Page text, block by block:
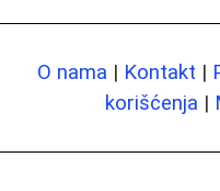
O nama | Kontakt |
korišćenja |